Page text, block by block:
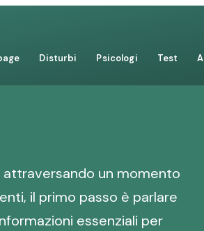
Disturbi Psicologi Test
attraversando un momento
il primo passo è parlare
essenziali per